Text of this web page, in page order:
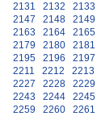
2131
2132 2133
2147
2148 2149
2163
2164 2165
2179
2180 2181
2195
2196 2197
2211
2212 2213
2227
2228 2229
2243
2244 2245
2259
2260 2261